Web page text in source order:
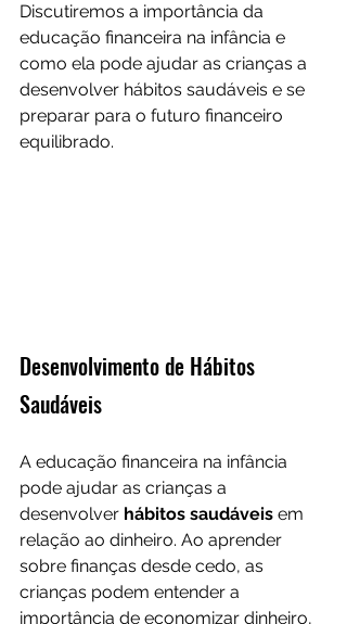
Discutiremos a importância da
educação financeira na infância e
como ela pode ajudar as crianças a
desenvolver hábitos saudáveis e se
preparar para o futuro financeiro
equilibrado.
Desenvolvimento de Hábitos
Saudáveis
A educação financeira na infância
pode ajudar as crianças a
desenvolver hábitos saudáveis ​​ em
relação ao dinheiro. Ao aprender
sobre finanças desde cedo, as
crianças podem entender a
importância de economizar dinheiro,